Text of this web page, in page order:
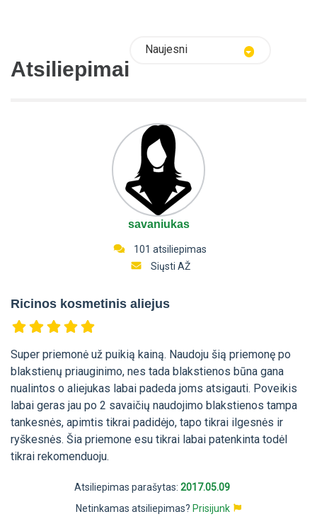
Atsiliepimai
Naujesni
savaniukas
101 atsiliepimas
Siųsti AŽ
Ricinos kosmetinis aliejus
Super priemonė už puikią kainą. Naudoju šią priemonę po
blakstienų priauginimo, nes tada blakstienos būna gana
nualintos o aliejukas labai padeda joms atsigauti. Poveikis
labai geras jau po 2 savaičių naudojimo blakstienos tampa
tankesnės, apimtis tikrai padidėjo, tapo tikrai ilgesnės ir
ryškesnės. Šia priemone esu tikrai labai patenkinta todėl
tikrai rekomenduoju.
Atsiliepimas parašytas: 2017.05.09
Netinkamas atsiliepimas? Prisijunk